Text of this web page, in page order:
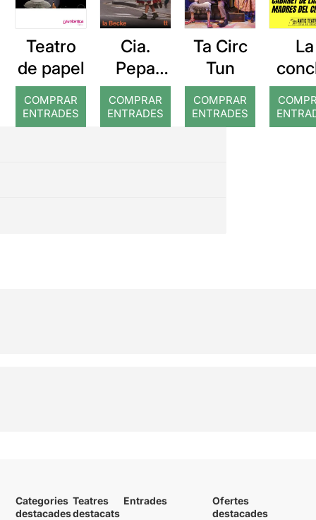
Teatro
de papel
COMPRAR
ENTRADES
Cia.
Pepa
Plana: A
cada pas
COMPRAR
ENTRADES
Ta Circ
Tun
COMPRAR
ENTRADES
La
de
Categories
destacades
Teatres
destacats
Entrades
Ofertes
destacades